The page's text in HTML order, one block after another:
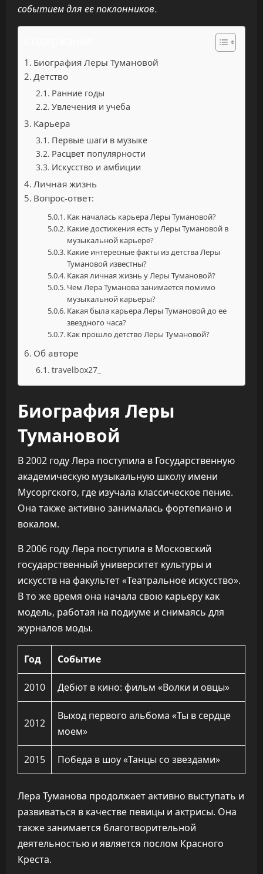
событием для ее поклонников.
Биография Леры Тумановой
Детство
Ранние годы
Увлечения и учеба
Карьера
Первые шаги в музыке
Расцвет популярности
Искусство и амбиции
Личная жизнь
Вопрос-ответ:
Как началась карьера Леры Тумановой?
Какие достижения есть у Леры Тумановой в
музыкальной карьере?
Какие интересные факты из детства Леры
Тумановой известны?
Какая личная жизнь у Леры Тумановой?
Чем Лера Туманова занимается помимо
музыкальной карьеры?
Какая была карьера Леры Тумановой до ее
звездного часа?
Как прошло детство Леры Тумановой?
Об авторе
travelbox27_
Биография Леры
Тумановой
В 2002 году Лера поступила в Государственную
академическую музыкальную школу имени
Мусоргского, где изучала классическое пение.
Она также активно занималась фортепиано и
вокалом.
В 2006 году Лера поступила в Московский
государственный университет культуры и
искусств на факультет «Театральное искусство».
В то же время она начала свою карьеру как
модель, работая на подиуме и снимаясь для
журналов моды.
Год Событие
2010 Дебют в кино: фильм «Волки и овцы»
2012
Выход первого альбома «Ты в сердце
моем»
2015 Победа в шоу «Танцы со звездами»
Лера Туманова продолжает активно выступать и
развиваться в качестве певицы и актрисы. Она
также занимается благотворительной
деятельностью и является послом Красного
Креста.